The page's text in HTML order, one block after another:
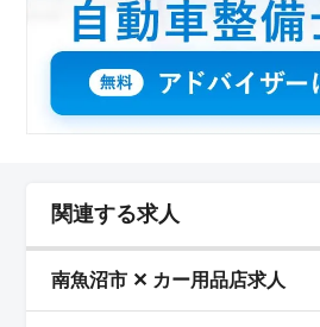
関連する求人
南魚沼市 ✕ カー用品店求人